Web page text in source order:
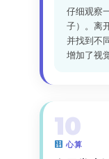
仔细观察
子）。离
并找到不
增加了视
10
心算